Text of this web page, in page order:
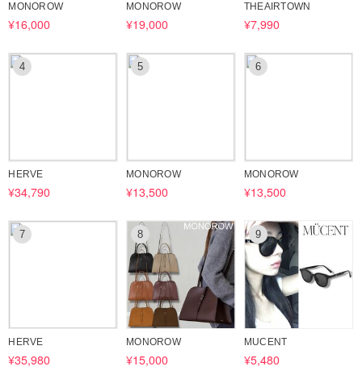
掲載のない商品につきましても、リクエストをいただけましたら当日中
に商品ページを作成し、ご案内させていただいております。
ご不明点等ございましたら、いつでもお気軽にお問い合わせくださいま
せ。
MONOROW
¥16,000
MONOROW
¥19,000
THEAIRTOWN
¥7,990
4
HERVE
¥34,790
5
MONOROW
¥13,500
6
MONOROW
¥13,500
7
HERVE
¥35,980
8
MONOROW
¥15,000
9
MUCENT
¥5,480